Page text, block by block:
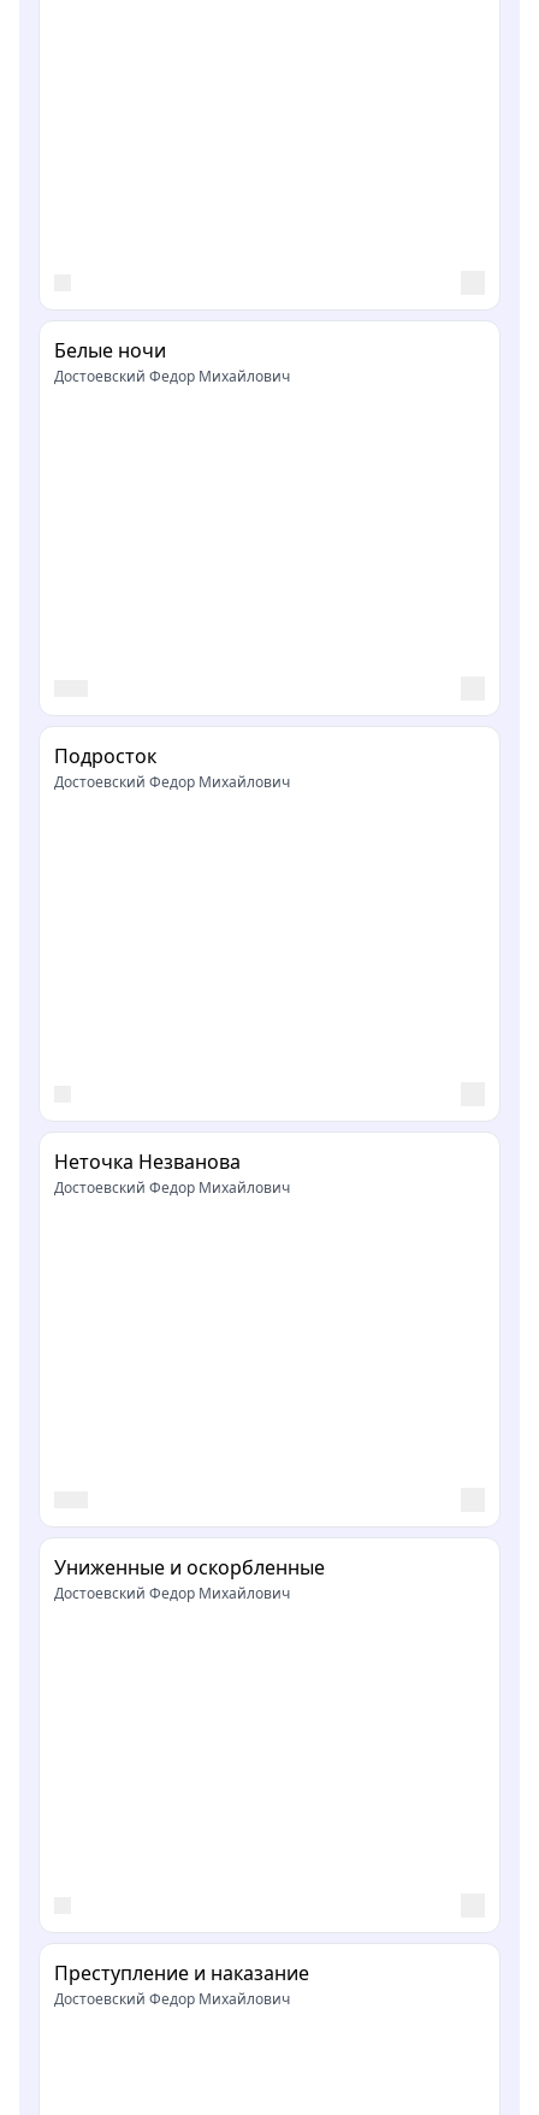
Белые ночи
Достоевский Федор Михайлович
Подросток
Достоевский Федор Михайлович
Неточка Незванова
Достоевский Федор Михайлович
Униженные и оскорбленные
Достоевский Федор Михайлович
Преступление и наказание
Достоевский Федор Михайлович